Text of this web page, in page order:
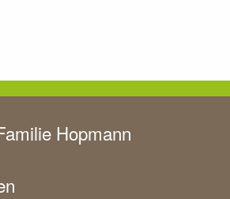
Hopmann